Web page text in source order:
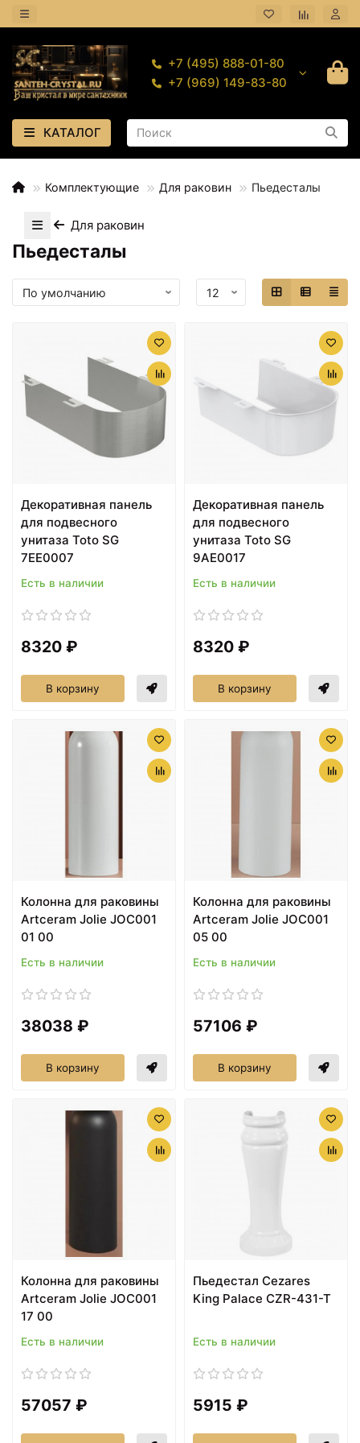
+7 (495) 888-01-80
+7 (969) 149-83-80
КАТАЛОГ
Комплектующие Для раковин Пьедесталы
Для раковин
Пьедесталы
Декоративная панель
для подвесного
унитаза Toto SG
7EE0007
Есть в наличии
8320 ₽
В корзину
Декоративная панель
для подвесного
унитаза Toto SG
9AE0017
Есть в наличии
8320 ₽
В корзину
Колонна для раковины
Artceram Jolie JOC001
01 00
Есть в наличии
38038 ₽
В корзину
Колонна для раковины
Artceram Jolie JOC001
05 00
Есть в наличии
57106 ₽
В корзину
Колонна для раковины
Artceram Jolie JOC001
17 00
Есть в наличии
57057 ₽
Пьедестал Cezares
King Palace CZR-431-T
Есть в наличии
5915 ₽